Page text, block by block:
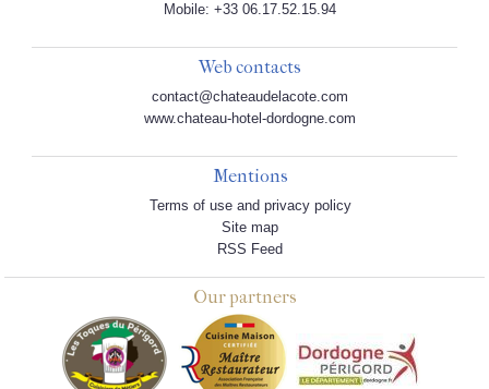
Mobile: +33 06.17.52.15.94
Web contacts
contact@chateaudelacote.com
www.chateau-hotel-dordogne.com
Mentions
Terms of use and privacy policy
Site map
RSS Feed
Our partners